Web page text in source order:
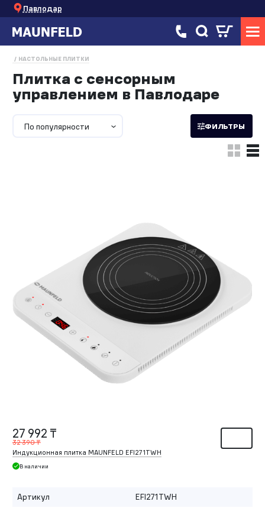
Павлодар
НАСТОЛЬНЫЕ ПЛИТКИ
Плитка с сенсорным
управлением в Павлодаре
По популярности ФИЛЬТРЫ
27 992 ₸
32 390 ₸
Индукционная плитка MAUNFELD EFI271TWH
В наличии
Артикул
EFI271TWH